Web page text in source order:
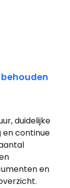
duidelijke
en continue
en